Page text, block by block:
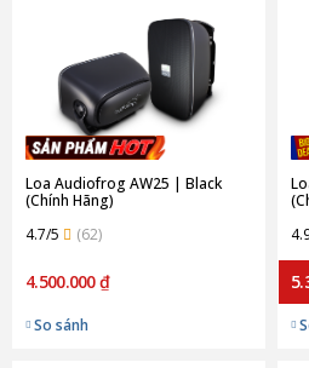
Loa Audiofrog AW25 | Black
(Chính Hãng)
4.7/5
(62)
4.500.000 ₫
So sánh